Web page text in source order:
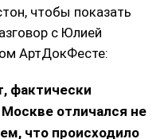
чтобы показать
с Юлией
АртДокФесте:
фактически
отличался не
что происходило